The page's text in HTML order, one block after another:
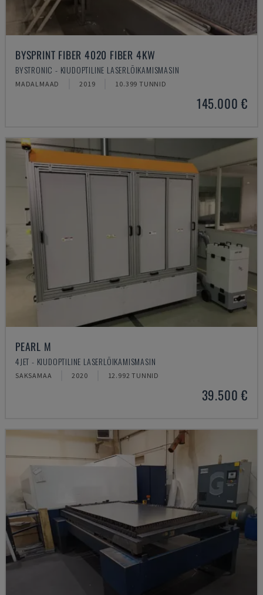
BYSPRINT FIBER 4020 FIBER 4KW
BYSTRONIC - KIUDOPTILINE LASERLÕIKAMISMASIN
MADALMAAD 2019 10.399 TUNNID
145.000 €
PEARL M
4JET - KIUDOPTILINE LASERLÕIKAMISMASIN
SAKSAMAA 2020 12.992 TUNNID
39.500 €